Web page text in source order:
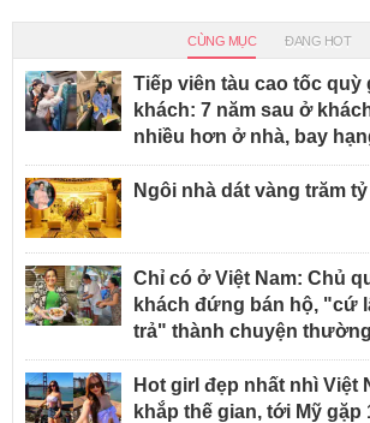
CÙNG MỤC ĐANG HOT
Tiếp viên tàu cao tốc quỳ
khách: 7 năm sau ở
nhiều hơn ở nhà, bay
Ngôi nhà dát vàng trăm
Chỉ có ở Việt Nam: Chủ
khách đứng bán hộ, "cứ
trả" thành chuyện
Hot girl đẹp nhất nhì Việt
khắp thế gian, tới Mỹ